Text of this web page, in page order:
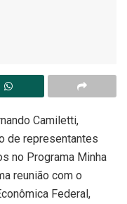
Camiletti,
de representantes
no Programa Minha
reunião com o
Federal,